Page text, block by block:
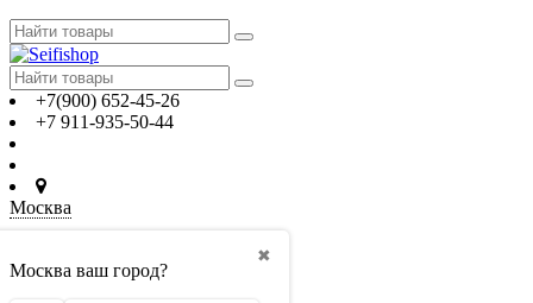
+7(900) 652-45-26
+7 911-935-50-44
Москва
✖
Москва ваш город?
Пн.-Сб.. с 11:00 до 19:00